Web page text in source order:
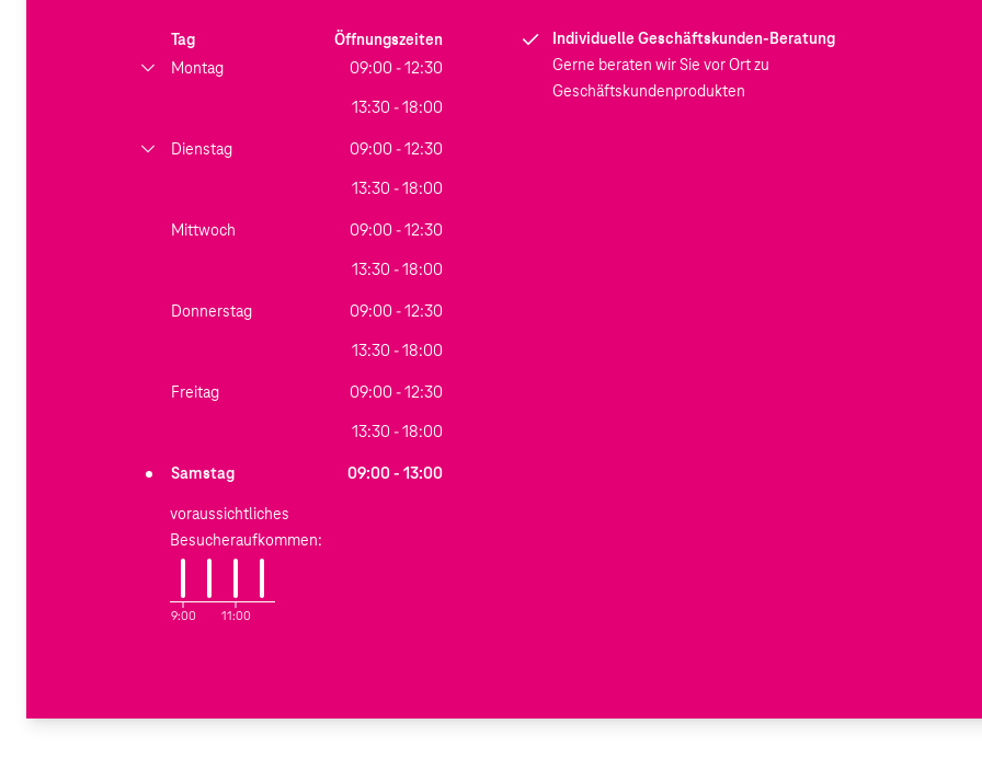
Tag
Öffnungszeiten
Montag
09:00 - 12:30
13:30 - 18:00
Dienstag 09:00 - 12:30
13:30 - 18:00
Mittwoch 09:00 - 12:30
13:30 - 18:00
Donnerstag 09:00 - 12:30
13:30 - 18:00
Freitag 09:00 - 12:30
13:30 - 18:00
Samstag 09:00 - 13:00
voraussichtliches
Besucheraufkommen:
9:00 11:00
Individuelle Geschäftskunden-Beratung
Gerne beraten wir Sie vor Ort zu
Geschäftskundenprodukten